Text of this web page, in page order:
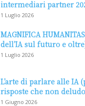
intermediari partner
1 Luglio 2026
MAGNIFICA
dell’IA sul futuro e
1 Luglio 2026
L’arte di parlare alle IA
risposte che non
1 Giugno 2026